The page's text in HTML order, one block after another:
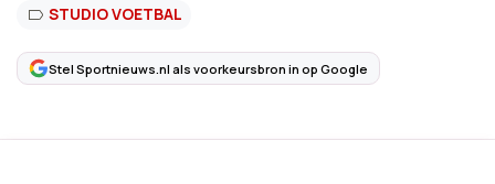
STUDIO VOETBAL
Stel Sportnieuws.nl als voorkeursbron in op Google